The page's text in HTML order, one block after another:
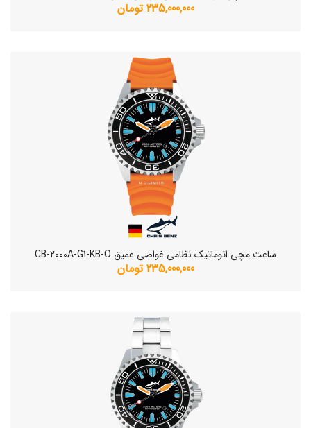
235,000,000 تومان
ساعت مچی اتوماتیک نظامی غواصی عمیق CB-2000A-G1-KB-O
235,000,000 تومان